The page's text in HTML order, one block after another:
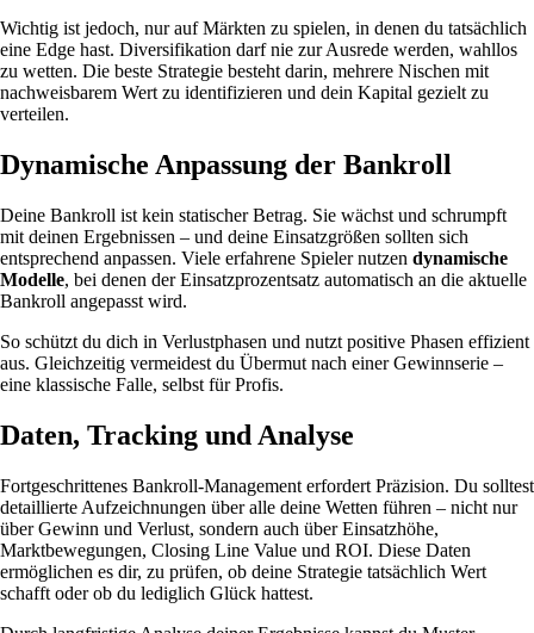
Wichtig ist jedoch, nur auf Märkten zu spielen, in denen du tatsächlich
eine Edge hast. Diversifikation darf nie zur Ausrede werden, wahllos
zu wetten. Die beste Strategie besteht darin, mehrere Nischen mit
nachweisbarem Wert zu identifizieren und dein Kapital gezielt zu
verteilen.
Dynamische Anpassung der Bankroll
Deine Bankroll ist kein statischer Betrag. Sie wächst und schrumpft
mit deinen Ergebnissen – und deine Einsatzgrößen sollten sich
entsprechend anpassen. Viele erfahrene Spieler nutzen dynamische
Modelle, bei denen der Einsatzprozentsatz automatisch an die aktuelle
Bankroll angepasst wird.
So schützt du dich in Verlustphasen und nutzt positive Phasen effizient
aus. Gleichzeitig vermeidest du Übermut nach einer Gewinnserie –
eine klassische Falle, selbst für Profis.
Daten, Tracking und Analyse
Fortgeschrittenes Bankroll-Management erfordert Präzision. Du solltest
detaillierte Aufzeichnungen über alle deine Wetten führen – nicht nur
über Gewinn und Verlust, sondern auch über Einsatzhöhe,
Marktbewegungen, Closing Line Value und ROI. Diese Daten
ermöglichen es dir, zu prüfen, ob deine Strategie tatsächlich Wert
schafft oder ob du lediglich Glück hattest.